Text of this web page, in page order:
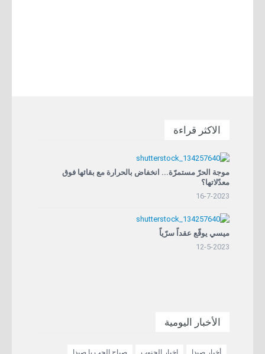
الاكثر قراءة
موجة الحرّ مستمرّة... انخفاض بالحرارة مع بقائها فوق
معدّلاتها؟
16-7-2023
ميسي يوقّع عقداً سرّياً
12-5-2023
الأخبار اليومية
أخبار صيدا اخبار الجنوب صباح الحب يا صيدا